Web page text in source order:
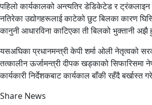
पहिलो कार्यकालको अन्त्यतिर डेडिकेटेड र
नतिरेका उद्योगहरूलाई काटेको छुट बिलका कारण
कानुनी आधारविना काटिएका ती बिलको भुक्तानी
यसअघिका प्रधानमन्त्री केपी शर्मा ओली नेतृत्वको
तत्कालीन ऊर्जामन्त्री दीपक खड्काको सिफारिसमा
कार्यकारी निर्देशकबाट कार्यकाल बाँकी रहँदै बर्खास्त
Share News